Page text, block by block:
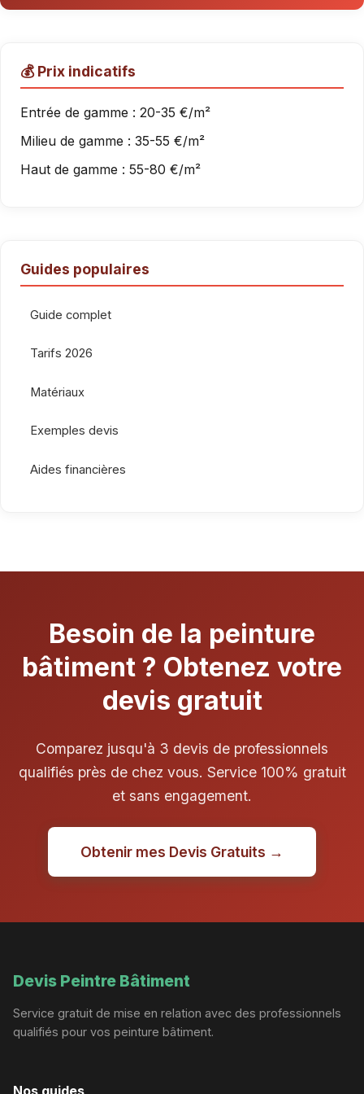
💰 Prix indicatifs
Entrée de gamme : 20-35 €/m²
Milieu de gamme : 35-55 €/m²
Haut de gamme : 55-80 €/m²
Guides populaires
Guide complet
Tarifs 2026
Matériaux
Exemples devis
Aides financières
Besoin de la peinture
bâtiment ? Obtenez votre
devis gratuit
Comparez jusqu'à 3 devis de professionnels
qualifiés près de chez vous. Service 100% gratuit
et sans engagement.
Obtenir mes Devis Gratuits →
Devis Peintre Bâtiment
Service gratuit de mise en relation avec des professionnels
qualifiés pour vos peinture bâtiment.
Nos guides